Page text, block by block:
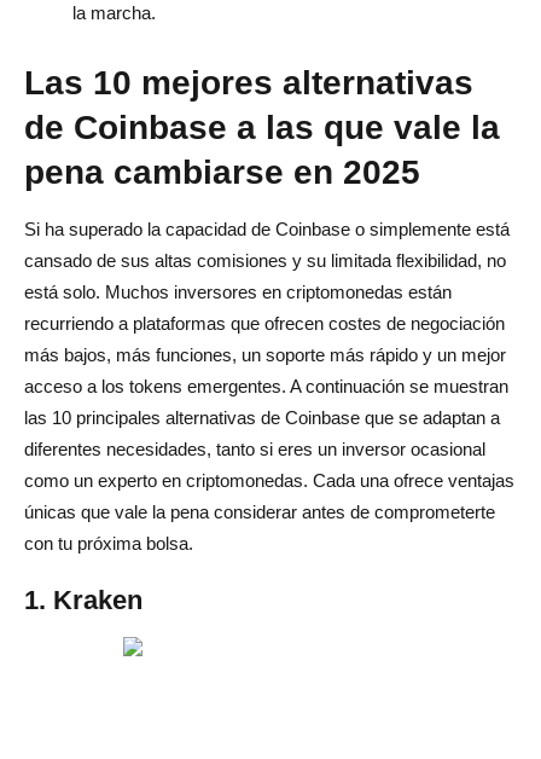
la marcha.
Las 10 mejores alternativas
de Coinbase a las que vale la
pena cambiarse en 2025
Si ha superado la capacidad de Coinbase o simplemente está
cansado de sus altas comisiones y su limitada flexibilidad, no
está solo. Muchos inversores en criptomonedas están
recurriendo a plataformas que ofrecen costes de negociación
más bajos, más funciones, un soporte más rápido y un mejor
acceso a los tokens emergentes. A continuación se muestran
las 10 principales alternativas de Coinbase que se adaptan a
diferentes necesidades, tanto si eres un inversor ocasional
como un experto en criptomonedas. Cada una ofrece ventajas
únicas que vale la pena considerar antes de comprometerte
con tu próxima bolsa.
1. Kraken